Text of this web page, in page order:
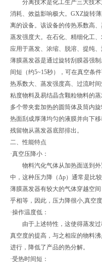
分离技术是化工生产三大技术
消耗、效益影响极大。GXZ旋转
离的设备。该设备的传热系数高
蒸发强度大。在石化、精细化工
应用于蒸发、浓缩、脱溶、提纯、
薄膜蒸发器是通过旋转刮膜器强
间短（约5~15秒），可在真空条
热系数大、蒸发强度高、过流时
粘度物料及易结晶含颗粒物料的
多个带夹套加热的圆筒体及筒内
热面刮成厚薄均匀的液膜并向下
残留物从蒸发器底部排出。
二、性能特点
·真空压降小：
物料汽化气体从加热面送到外
中，这种压力降（Δp）通常是比
薄膜蒸发器有较大的气体穿越空
乎相等，因此，压力降很小,真空度
·操作温度低：
由于上述特性，这使得蒸发过
真空度的提高，与之相应的物料
进行，降低了产品的热分解。
·受热时间短：